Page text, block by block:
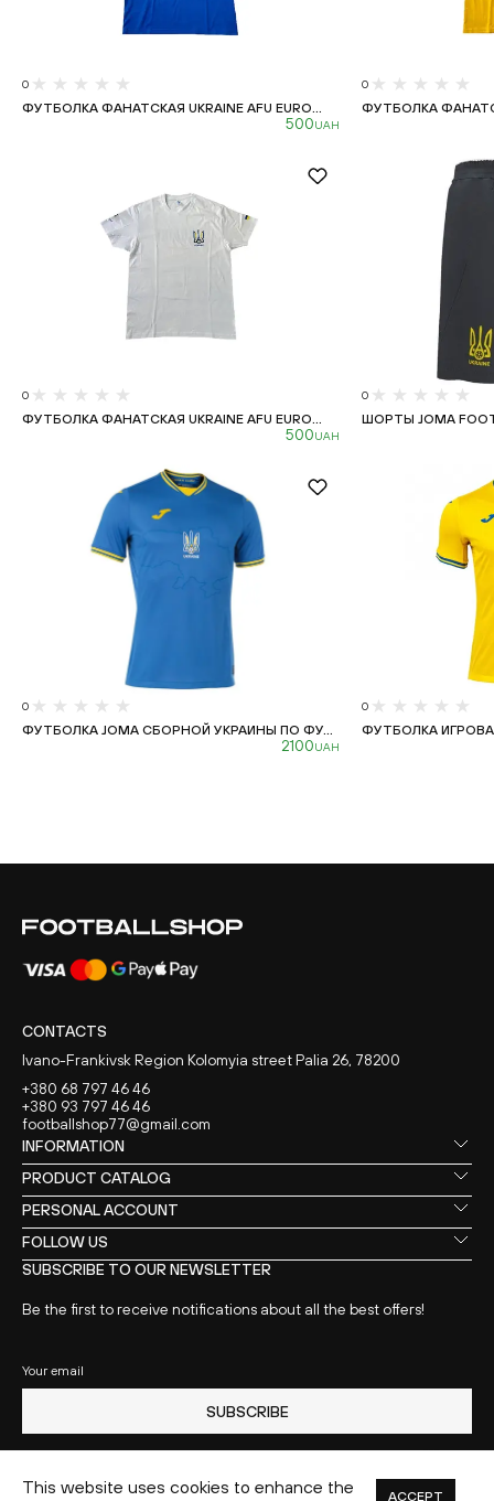
0
ФУТБОЛКА ФАНАТСКАЯ UKRAINE AFU EURO...
500UAH
0
ФУТБОЛКА
0
ФУТБОЛКА ФАНАТСКАЯ UKRAINE AFU EURO...
500UAH
0
ШОРТЫ JOMA
0
ФУТБОЛКА JOMA СБОРНОЙ УКРАИНЫ ПО ФУ...
2100UAH
0
ФУТБОЛКА
CONTACTS
Ivano-Frankivsk Region Kolomyia street Palia 26, 78200
+380 68 797 46 46
+380 93 797 46 46
footballshop77@gmail.com
INFORMATION
PRODUCT CATALOG
PERSONAL ACCOUNT
FOLLOW US
SUBSCRIBE TO OUR NEWSLETTER
Be the first to receive notifications about all the best offers!
Your email
SUBSCRIBE
This website uses cookies to enhance the
ACCEPT